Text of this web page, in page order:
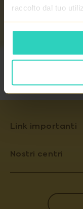
raccolto dal tuo
Link importanti
INSEMINAZIONE
Nostri centri
PRAGA 4 -
PRAGA 6 -